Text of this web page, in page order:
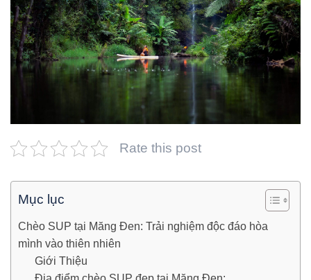
Rate this post
Mục lục
Chèo SUP tại Măng Đen: Trải nghiệm độc đáo hòa
mình vào thiên nhiên
Giới Thiệu